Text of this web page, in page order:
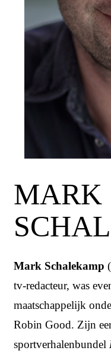
MARK
Mark Schalekamp
tv-redacteur, was
maatschappelijk
Robin Good. Zijn
sportverhalenbundel